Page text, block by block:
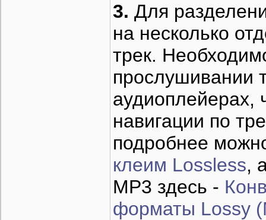
3. Для
на несколько
трек.
прослушивании
аудиоплейерах,
навигации по
подробнее
клеим Lossless,
MP3 здесь -
форматы Lossy